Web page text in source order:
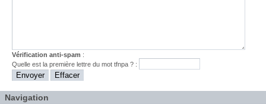
Vérification anti-spam :
Quelle est lapremière lettre du mottfnpa ? :
Navigation